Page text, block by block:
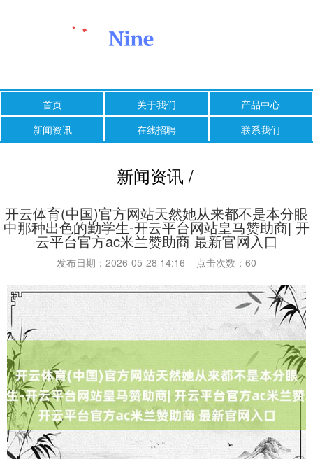
首页 关于我们
产品中心
新闻资讯
在线招聘 联系我们
新闻资讯 /
开云体育(中国)官方网站天然她从来都不是本分眼
中那种出色的勤学生-开云平台网站皇马赞助商| 开
云平台官方ac米兰赞助商 最新官网入口
发布日期：2026-05-28 14:16 点击次数：60